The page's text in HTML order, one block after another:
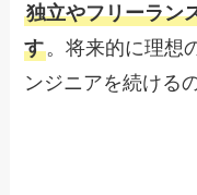
独立やフリーラン
す。将来的に理想
ンジニアを続ける